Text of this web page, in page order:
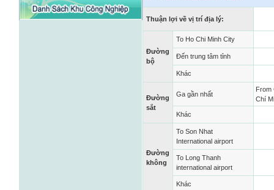
Thuận lợi về vị trí địa lý:
Đường
bộ
To Ho Chi Minh City
Đến trung tâm tỉnh
Khác
Đường
sắt
Ga gần nhất
From
Chí
Khác
Đường
không
To Son Nhat
International airport
To Long Thanh
international airport
Khác